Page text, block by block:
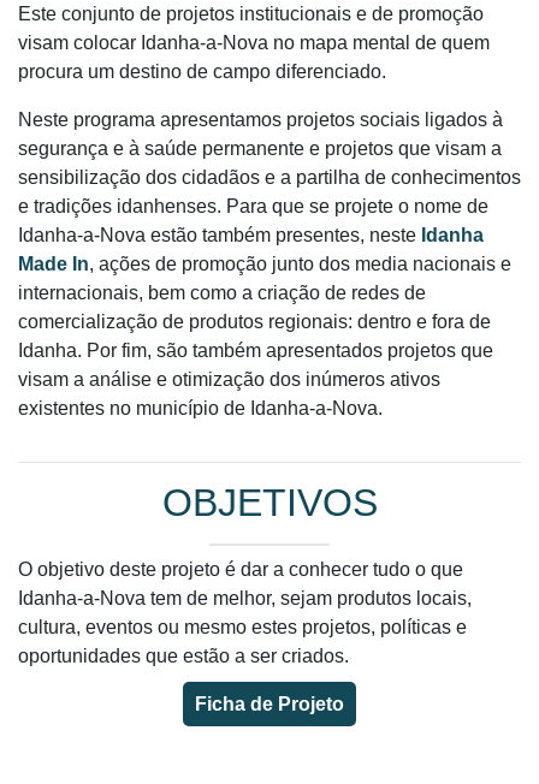
Este conjunto de projetos institucionais e de promoção
visam colocar Idanha-a-Nova no mapa mental de quem
procura um destino de campo diferenciado.
Neste programa apresentamos projetos sociais ligados à
segurança e à saúde permanente e projetos que visam a
sensibilização dos cidadãos e a partilha de conhecimentos
e tradições idanhenses. Para que se projete o nome de
Idanha-a-Nova estão também presentes, neste Idanha
Made In, ações de promoção junto dos media nacionais e
internacionais, bem como a criação de redes de
comercialização de produtos regionais: dentro e fora de
Idanha. Por fim, são também apresentados projetos que
visam a análise e otimização dos inúmeros ativos
existentes no município de Idanha-a-Nova.
OBJETIVOS
O objetivo deste projeto é dar a conhecer tudo o que
Idanha-a-Nova tem de melhor, sejam produtos locais,
cultura, eventos ou mesmo estes projetos, políticas e
oportunidades que estão a ser criados.
Ficha de Projeto